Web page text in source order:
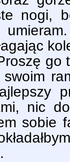
nogi,
go
nic
sobie